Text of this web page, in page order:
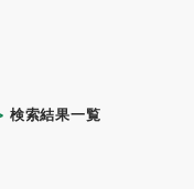
検索結果一覧